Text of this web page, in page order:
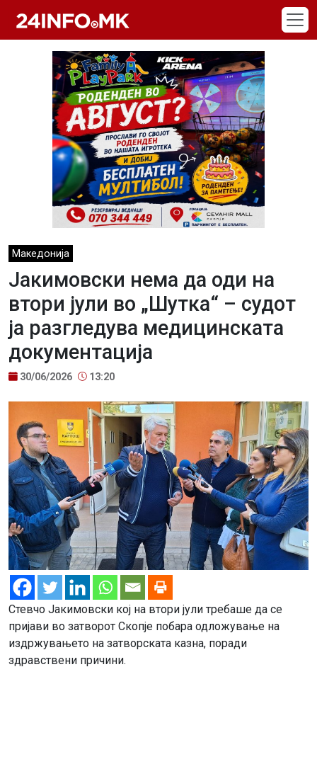
Македонија
Јакимовски нема да оди на
втори јули во „Шутка“ – судот
ја разгледува медицинската
документација
30/06/2026 13:20
Стевчо Јакимовски кој на втори јули требаше да се
пријави во затворот Скопје побара одложување на
издржувањето на затворската казна, поради
здравствени причини.